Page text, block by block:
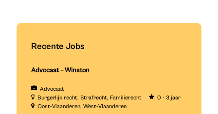
Recente Jobs
Advocaat – Winston
Advocaat
Burgerlijk recht Strafrecht Familierecht
0 - 3 jaar
Oost-Vlaanderen West-Vlaanderen